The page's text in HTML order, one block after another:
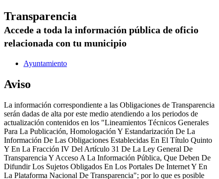
Transparencia
Accede a toda la información pública de oficio
relacionada con tu municipio
Ayuntamiento
Aviso
La información correspondiente a las Obligaciones de Transparencia
serán dadas de alta por este medio atendiendo a los periodos de
actualización contenidos en los "Lineamientos Técnicos Generales
Para La Publicación, Homologación Y Estandarización De La
Información De Las Obligaciones Establecidas En El Título Quinto
Y En La Fracción IV Del Artículo 31 De La Ley General De
Transparencia Y Acceso A La Información Pública, Que Deben De
Difundir Los Sujetos Obligados En Los Portales De Internet Y En
La Plataforma Nacional De Transparencia"; por lo que es posible